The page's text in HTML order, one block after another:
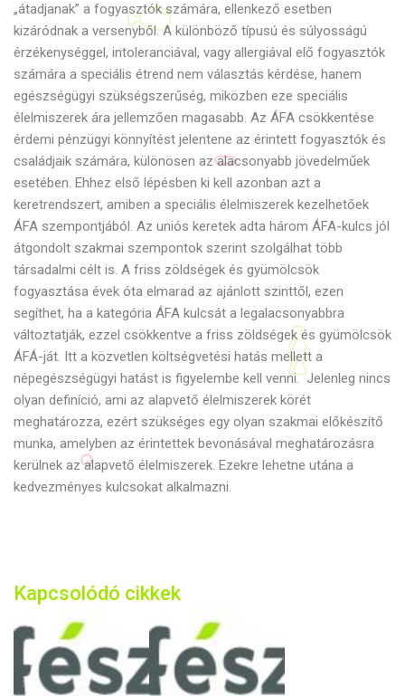
„átadjanak” a fogyasztók számára, ellenkező esetben
kizáródnak a versenyből. A különböző típusú és súlyosságú
érzékenységgel, intoleranciával, vagy allergiával elő fogyasztók
számára a speciális étrend nem választás kérdése, hanem
egészségügyi szükségszerűség, miközben eze speciális
élelmiszerek ára jellemzően magasabb. Az ÁFA csökkentése
érdemi pénzügyi könnyítést jelentene az érintett fogyasztók és
családjaik számára, különösen az alacsonyabb jövedelműek
esetében. Ehhez első lépésben ki kell azonban azt a
keretrendszert, amiben a speciális élelmiszerek kezelhetőek
ÁFA szempontjából. Az uniós keretek adta három ÁFA-kulcs jól
átgondolt szakmai szempontok szerint szolgálhat több
társadalmi célt is. A friss zöldségek és gyümölcsök
fogyasztása évek óta elmarad az ajánlott szinttől, ezen
segíthet, ha a kategória ÁFA kulcsát a legalacsonyabbra
változtatják, ezzel csökkentve a friss zöldségek és gyümölcsök
ÁFÁ-ját. Itt a közvetlen költségvetési hatás mellett a
népegészségügyi hatást is figyelembe kell venni. Jelenleg nincs
olyan definíció, ami az alapvető élelmiszerek körét
meghatározza, ezért szükséges egy olyan szakmai előkészítő
munka, amelyben az érintettek bevonásával meghatározásra
kerülnek az alapvető élelmiszerek. Ezekre lehetne utána a
kedvezményes kulcsokat alkalmazni.
Kapcsolódó cikkek